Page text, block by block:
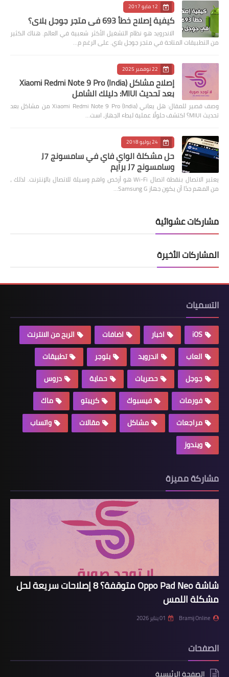
12 مايو 2017
كيفية إصلاح خطأ 693 في متجر جوجل بلاي؟
الاندرويد هو نظام التشغيل الأكثر شعبية في العالم. هناك الكثير
من التطبيقات المتاحة في متجر جوجل بلاي. على الرغم م…
22 نوفمبر 2025
إصلاح مشاكل Xiaomi Redmi Note 9 Pro (India)
بعد تحديث MIUI: دليلك الشامل
وصف قصير للمقال: هل يعاني Xiaomi Redmi Note 9 Pro (India) من مشاكل بعد
تحديث MIUI؟ اكتشف حلولًا عملية لبطء الجهاز، است…
24 يوليو 2018
حل مشكلة الواي فاي في سامسونج J7
وسامسونج J7 برايم
يعتبر الاتصال بنقطة اتصال Wi-Fi هو أرخص واهم وسيلة للاتصال بالإنترنت. لذلك ،
من المهم جدًا أن يكون جهاز Samsung G…
مشاركات عشوائية
المشاركات الأخيرة
التسميات
iOS اخبار اضافات
الربح من الانترنت
العاب
اندرويد بلوجر
تطبيقات
جوجل
حصريات حماية
دروس
فورمات
فيسبوك كريبتو
ماك
مراجعات
مشاكل مقالات
واتساب
ويندوز
مشاركة مميزة
شاشة Oppo Pad Neo متوقفة؟ 8 إصلاحات سريعة لحل
مشكلة اللمس
Bramij Online 01 يناير 2026
الصفحات
الصفحة الرئيسية